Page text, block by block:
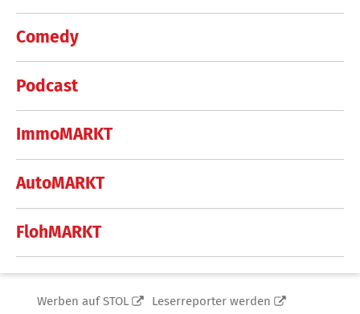
Comedy
Podcast
ImmoMARKT
AutoMARKT
FlohMARKT
Werben auf STOL
Leserreporter werden